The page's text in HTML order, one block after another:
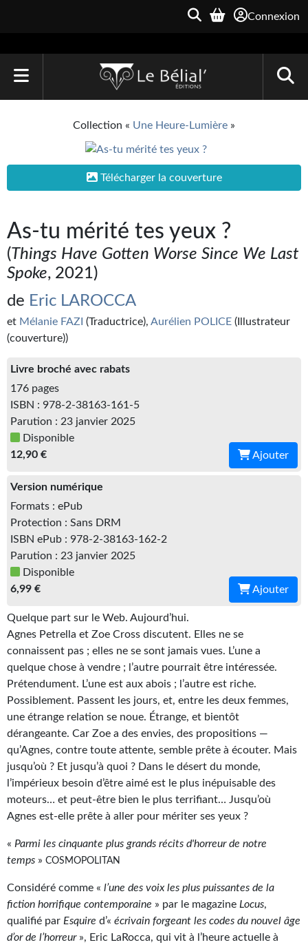
Connexion
Archive du Futur
Parallaxe
Kvasar
Pulps
Wotan
Étoiles vives
Yellow Submarine
NUMÉRIQUE
Romans et recueils
Une Heure-Lumière
Nouvelles
Bifrost
Gratuit
Sans DRM
BIFROST
Tous les numéros
En numérique
S'abonner
Les critiques
Le blog
Le prix des lecteurs
GOODIES
Goodies Gotland
Collection « Une Heure-Lumière »
Télécharger la couverture
As-tu mérité tes yeux ?
(Things Have Gotten Worse Since We Last
Spoke, 2021)
de Eric LAROCCA
et Mélanie FAZI (Traductrice), Aurélien POLICE (Illustrateur
(couverture))
Livre broché avec rabats
176 pages
ISBN : 978-2-38163-161-5
Parution : 23 janvier 2025
Disponible
12,90 €
Ajouter
Version numérique
Formats : ePub
Protection : Sans DRM
ISBN ePub : 978-2-38163-162-2
Parution : 23 janvier 2025
Disponible
6,99 €
Ajouter
Quelque part sur le Web. Aujourd’hui.
Agnes Petrella et Zoe Cross discutent. Elles ne se
connaissent pas ; elles ne se sont jamais vues. L’une a
quelque chose à vendre ; l’autre pourrait être intéressée.
Prétendument. L’une est aux abois ; l’autre est riche.
Possiblement. Passent les jours, et, entre les deux femmes,
une étrange relation se noue. Étrange, et bientôt
dérangeante. Car Zoe a des envies, des propositions —
qu’Agnes, contre toute attente, semble prête à écouter. Mais
jusqu’où ? Et jusqu’à quoi ? Dans le désert du monde,
l’impérieux besoin d’être aimé est le plus inépuisable des
moteurs… et peut-être bien le plus terrifiant… Jusqu’où
Agnes est-elle prête à aller pour mériter ses yeux ?
« Parmi les cinquante plus grands récits d'horreur de notre
temps » COSMOPOLITAN
Considéré comme « l’une des voix les plus puissantes de la
fiction horrifique contemporaine » par le magazine Locus,
qualifié par Esquire d’« écrivain forgeant les codes du nouvel âge
d’or de l’horreur», Eric LaRocca, qui vit à l’heure actuelle à